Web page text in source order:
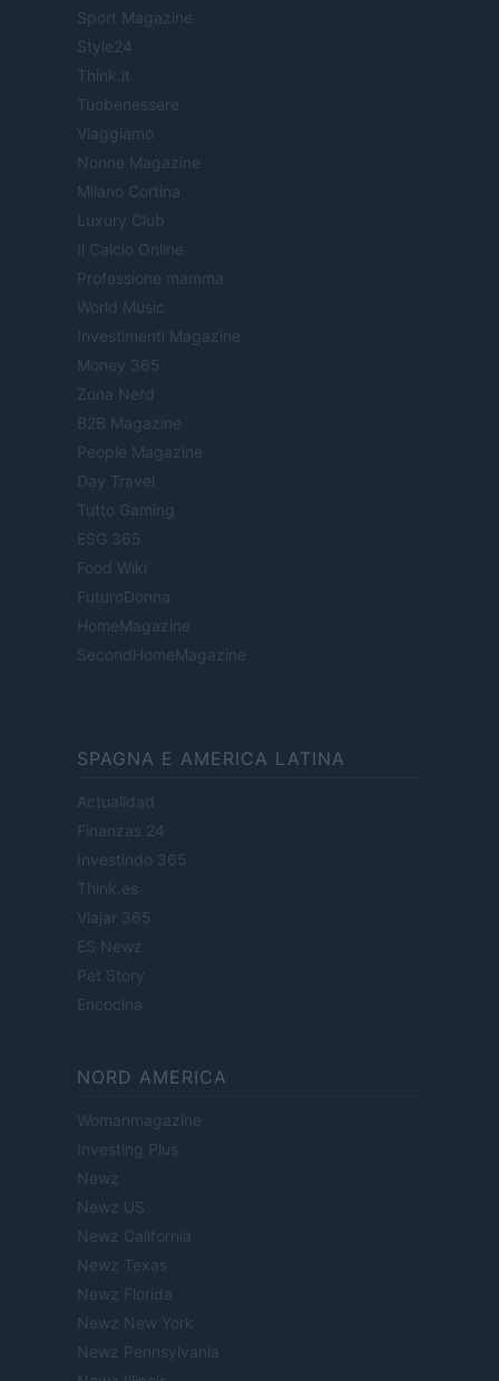
Sport Magazine
Style24
Think.it
Tuobenessere
Viaggiamo
Nonne Magazine
Milano Cortina
Luxury Club
Il Calcio Online
Professione mamma
World Music
Investimenti Magazine
Money 365
Zona Nerd
B2B Magazine
People Magazine
Day Travel
Tutto Gaming
ESG 365
Food Wiki
FuturoDonna
HomeMagazine
SecondHomeMagazine
SPAGNA E AMERICA LATINA
Actualidad
Finanzas 24
Investindo 365
Think.es
Viajar 365
ES Newz
Pet Story
Encocina
NORD AMERICA
Womanmagazine
Investing Plus
Newz
Newz US
Newz California
Newz Texas
Newz Florida
Newz New York
Newz Pennsylvania